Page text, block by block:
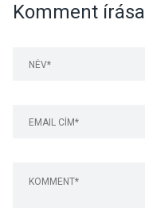
Komment írása